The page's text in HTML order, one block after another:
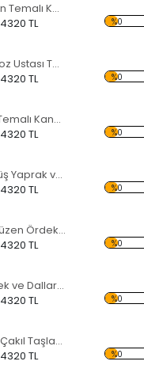
Saksafon Temalı Kanvas Tablo
4320 TL %0
Marangoz Ustası Temalı Kanvas Tablo
4320 TL %0
3 İnsan Temalı Kanvas Tablo
4320 TL %0
Dökülmüş Yaprak ve Orman Kanvas Tablo
4320 TL %0
Göl ve Yüzen Ördekler Temalı Kanvas Tablo
4320 TL %0
Mor Çiçek ve Dallar Temalı Kanvas Tablo
4320 TL %0
Sahil ve Çakıl Taşları Temalı Kanvas Tablo
4320 TL %0